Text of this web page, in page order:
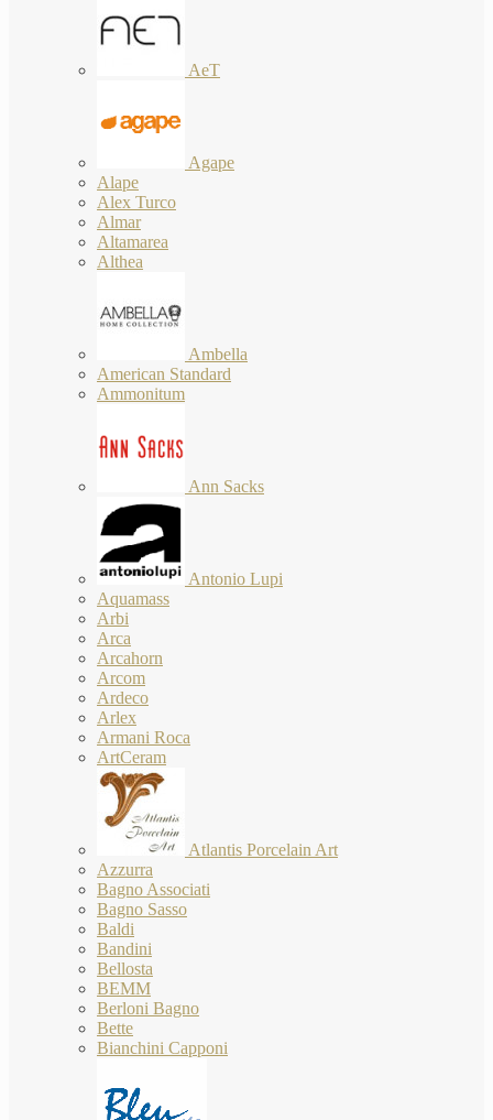
AeT
Agape
Alape
Alex Turco
Almar
Altamarea
Althea
Ambella
American Standard
Ammonitum
Ann Sacks
Antonio Lupi
Aquamass
Arbi
Arca
Arcahorn
Arcom
Ardeco
Arlex
Armani Roca
ArtCeram
Atlantis Porcelain Art
Azzurra
Bagno Associati
Bagno Sasso
Baldi
Bandini
Bellosta
BEMM
Berloni Bagno
Bette
Bianchini Capponi